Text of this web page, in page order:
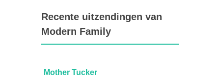
Recente uitzendingen van
Modern Family
Mother Tucker